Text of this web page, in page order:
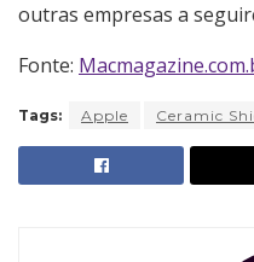
outras empresas a
Fonte:
Tags: Apple Ceramic